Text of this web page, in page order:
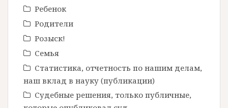
Ребенок
Родители
Розыск!
Семья
Статистика, отчетность по нашим делам,
наш вклад в науку (публикации)
Судебные решения, только публичные,